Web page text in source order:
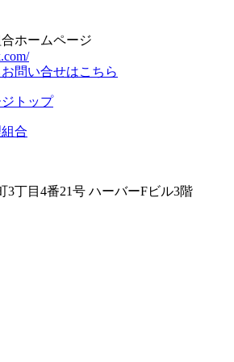
ホームページ
問い合せはこちら
3丁目4番21号 ハーバーFビル3階